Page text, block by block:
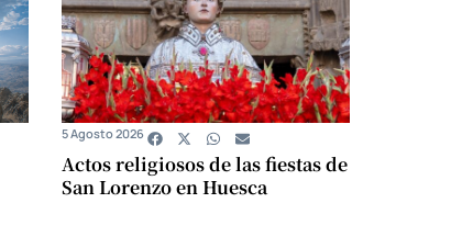
Actos religiosos de las fiestas de
San Lorenzo en Huesca
5 Agosto 2026